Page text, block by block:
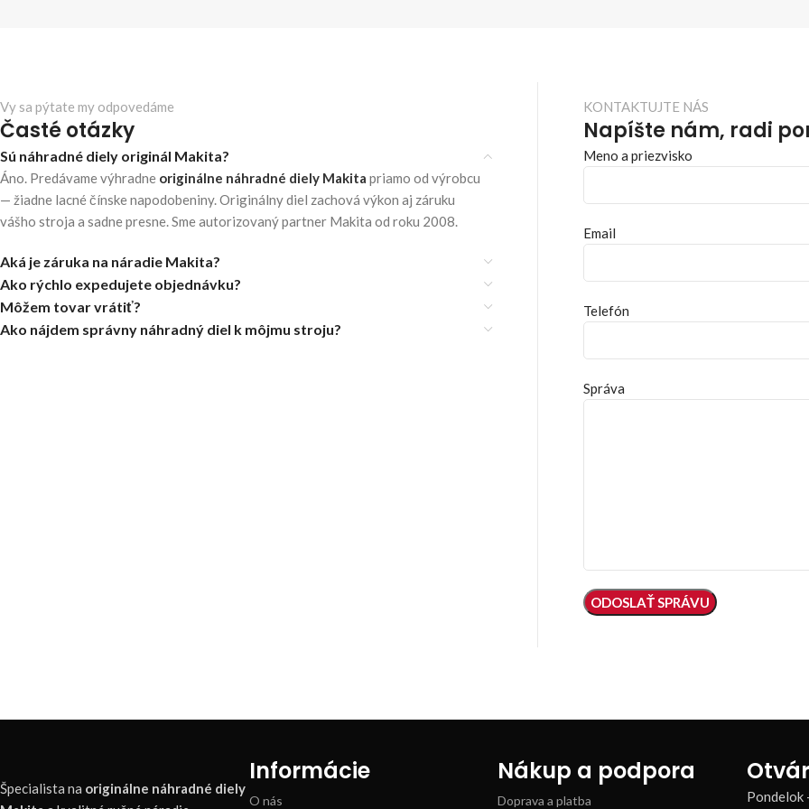
Vy sa pýtate my odpovedáme
Časté otázky
Sú náhradné diely originál Makita?
Áno. Predávame výhradne originálne náhradné diely Makita priamo od výrobcu
— žiadne lacné čínske napodobeniny. Originálny diel zachová výkon aj záruku
vášho stroja a sadne presne. Sme autorizovaný partner Makita od roku 2008.
Aká je záruka na náradie Makita?
Ako rýchlo expedujete objednávku?
Môžem tovar vrátiť?
Ako nájdem správny náhradný diel k môjmu stroju?
KONTAKTUJTE NÁS
Napíšte nám, radi
Meno a priezvisko
Email
Telefón
Správa
Špecialista na originálne náhradné diely
Informácie
O nás
Nákup a podpora
Doprava a platba Pondelok